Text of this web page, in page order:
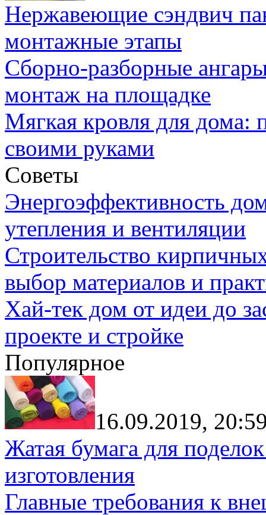
Нержавеющие сэндвич
монтажные этапы
Сборно-разборные
монтаж на площадке
Мягкая кровля для
своими руками
Советы
Энергоэффективность
утепления и вентиляции
Строительство
выбор материалов и
Хай-тек дом от идеи до
проекте и стройке
Популярное
16.09.2019,
Жатая бумага для
изготовления
Главные требования к